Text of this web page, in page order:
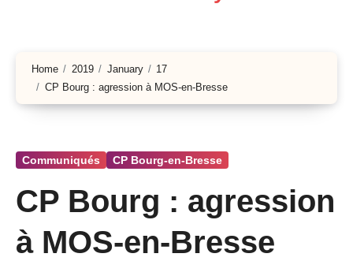
Home 2019 January
17
CP Bourg : agression à MOS-en-Bresse
Communiqués CP Bourg-en-Bresse
CP Bourg : agression
à MOS-en-Bresse